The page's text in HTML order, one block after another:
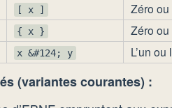
[ x ] Zéro
{ x } Zéro
x &#124; y L’un ou
(variantes courantes) :